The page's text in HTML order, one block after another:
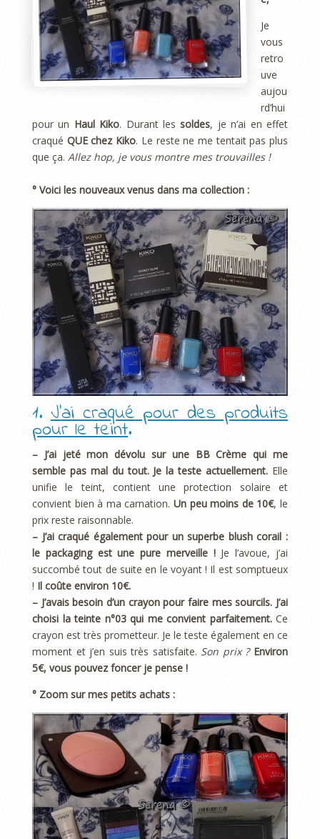
Je
vous
retro
uve
aujou
rd’hui
pour un Haul Kiko. Durant lessoldes, je n’ai en effet
craqué QUE chez Kiko. Le reste ne me tentait pas plus
que ça. Allez hop, je vous montre mes trouvailles !
° Voici les nouveaux venus dans ma collection :
1.J’ai craqué pour des produits
pour le teint.
– J’ai jeté mon dévolu sur une BB Crème qui me
semble pas mal du tout. Je la teste actuellement. Elle
unifie le teint, contient une protection solaire et
convient bien à ma carnation. Un peu moins de 10€, le
prix reste raisonnable.
– J’ai craqué également pour un superbe blush corail :
le packaging est une pure merveille !Je l’avoue, j’ai
succombé tout de suite en le voyant ! Il est somptueux
! Il coûte environ 10€.
– J’avais besoin d’un crayon pour faire mes sourcils. J’ai
choisi la teinte n°03 qui me convient parfaitement.Ce
crayon est très prometteur. Je le teste également en ce
moment et j’en suis très satisfaite. Son prix ? Environ
5€, vous pouvez foncer je pense !
° Zoom sur mes petits achats :